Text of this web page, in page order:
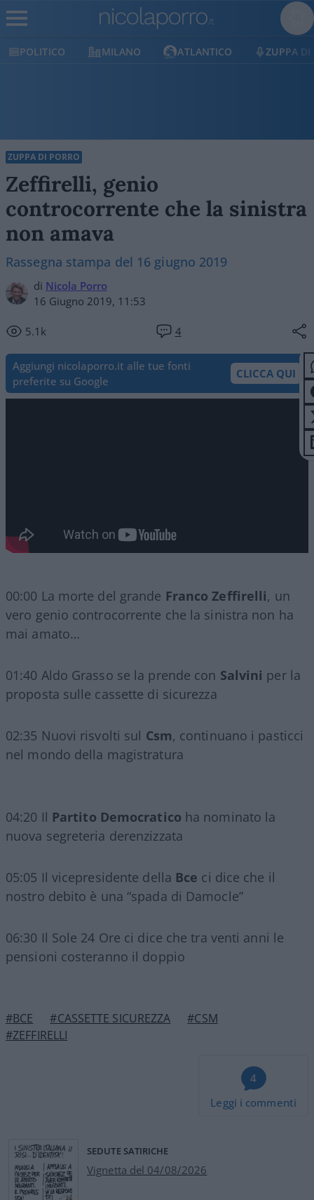
POLITICO MILANO ATLANTICO ZUPPA DI
ZUPPA DI PORRO
Zeffirelli, genio
controcorrente che la sinistra
non amava
Rassegna stampa del 16 giugno 2019
di Nicola Porro
16 Giugno 2019, 11:53
5.1k 4
Aggiungi nicolaporro.it alle tue fonti
preferite su Google
CLICCA QUI
00:00 La morte del grande Franco Zeffirelli, un
vero genio controcorrente che la sinistra non ha
mai amato…
01:40 Aldo Grasso se la prende con Salvini per la
proposta sulle cassette di sicurezza
02:35 Nuovi risvolti sul Csm, continuano i pasticci
nel mondo della magistratura
04:20 Il Partito Democratico ha nominato la
nuova segreteria derenzizzata
05:05 Il vicepresidente della Bce ci dice che il
nostro debito è una “spada di Damocle”
06:30 Il Sole 24 Ore ci dice che tra venti anni le
pensioni costeranno il doppio
#BCE #CASSETTE SICUREZZA
#CSM
#ZEFFIRELLI
4
Leggi i commenti
SEDUTE SATIRICHE
Vignetta del 04/08/2026